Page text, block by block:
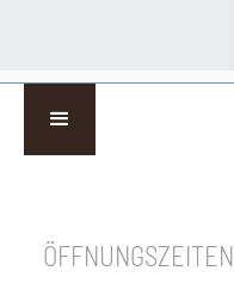
ÖFFNUNGSZEITEN